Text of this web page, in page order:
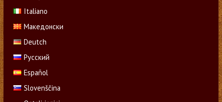
Italiano
Македонски
Deutch
Русский
Español
Slovenščina